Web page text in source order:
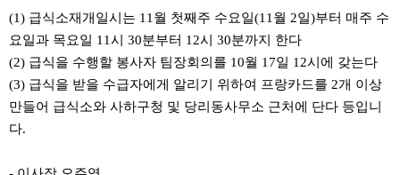
(1) 급식소재개일시는 11월 첫째주 수요일(11월 2일)부터 매주 수
요일과 목요일 11시 30분부터 12시 30분까지 한다
(2) 급식을 수행할 봉사자 팀장회의를 10월 17일 12시에 갖는다
(3) 급식을 받을 수급자에게 알리기 위하여 프랑카드를 2개 이상
만들어 급식소와 사하구청 및 당리동사무소 근처에 단다 등입니
다.